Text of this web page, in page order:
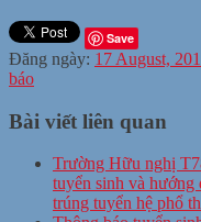
Save
Đăng ngày: 17 August,
báo
Bài viết liên quan
Trường Hữu nghị
tuyển sinh và hướng
trúng tuyển hệ phổ